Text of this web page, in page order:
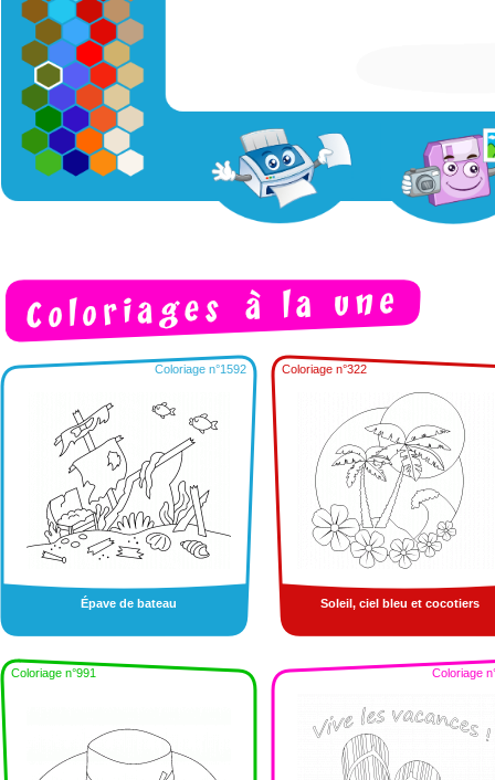
Coloriage n°1592
Épave de bateau
Coloriage n°322
Soleil, ciel bleu et cocotiers
Coloriage n°991 Coloriage